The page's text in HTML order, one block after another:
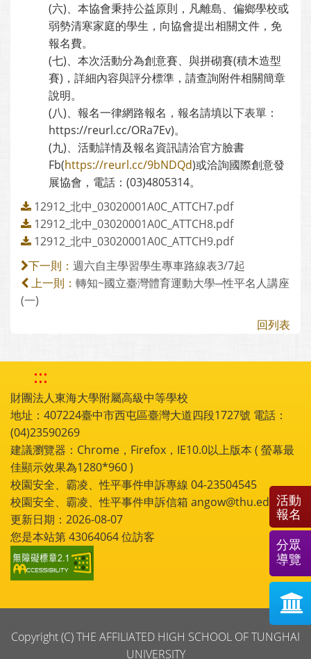
(六)、本協會秉持公益原則，凡離島、偏鄉學校或
弱勢清寒家庭的學生，向協會提出相關文件，免
報名費。
(七)、本次活動分為創意賽、與拼砌賽(積木造型
賽)，詳細內容與評分標準，請查詢附件相關簡章
說明。
(八)、報名一律網路報名，報名請填以下表單：
https://reurl.cc/ORa7Ev)。
(九)、活動詳情及報名資訊請洽官方臉書
Fb(https://reurl.cc/9bNDQd)或洽詢國際創意發
展協會，電話：(03)4805314。
12912_北中_03020001A0C_ATTCH7.pdf
12912_北中_03020001A0C_ATTCH8.pdf
12912_北中_03020001A0C_ATTCH9.pdf
下一則： 週六自主學習學生專車路線表3/7起
上一則： 轉知~國立臺灣體育運動大學─性平名人講座
(一)
回列表
:::
財團法人東海大學附屬高級中等學校
地址：407224臺中市西屯區臺灣大道四段1727號 電話：
(04)23590269
建議瀏覽器：Chrome，Firefox，IE10.0以上版本 ( 螢幕最
佳顯示效果為1280*960 )
校園安全、霸凌、性平事件申訴專線 04-23504545
校園安全、霸凌、性平事件申訴信箱 angow@thu.edu.tw
更新日期：2026-08-07
您是本站第43064064位訪客
Copyright (C) THE AFFILIATED HIGH SCHOOL OF TUNGHAI
UNIVERSITY
活動
報名
分眾
導覽